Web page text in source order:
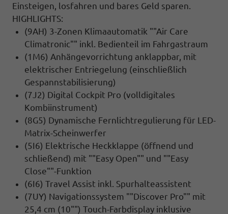
Einsteigen, losfahren und bares Geld sparen.
HIGHLIGHTS:
(9AH) 3-Zonen Klimaautomatik ""Air Care
Climatronic"" inkl. Bedienteil im Fahrgastraum
(1M6) Anhängevorrichtung anklappbar, mit
elektrischer Entriegelung (einschließlich
Gespannstabilisierung)
(7J2) Digital Cockpit Pro (volldigitales
Kombiinstrument)
(8G5) Dynamische Fernlichtregulierung für LED-
Matrix-Scheinwerfer
(5I6) Elektrische Heckklappe (öffnend und
schließend) mit ""Easy Open"" und ""Easy
Close""-Funktion
(6I6) Travel Assist inkl. Spurhalteassistent
(7UY) Navigationssystem ""Discover Pro"" mit
25,4 cm (10"") Touch-Farbdisplay inklusive